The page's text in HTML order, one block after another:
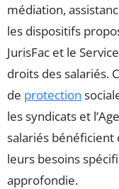
médiation,
les dispositifs
JurisFac et le
droits des salariés.
de protection
les syndicats et
salariés bénéficient
leurs besoins
approfondie.